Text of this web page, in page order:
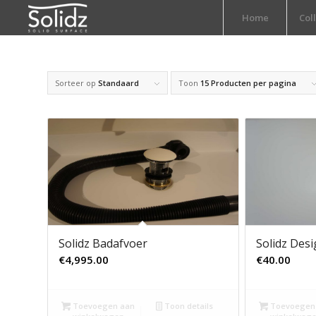
Home
Sorteer op Standaard Toon 15 Producten per pagina
Solidz Badafvoer
€4,995.00
Toevoegen aan
Toon details
Solidz
€40.00
Toevoegen